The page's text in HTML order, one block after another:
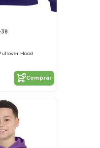
Hood
Comprar